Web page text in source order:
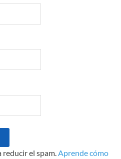
el spam. Aprende cómo